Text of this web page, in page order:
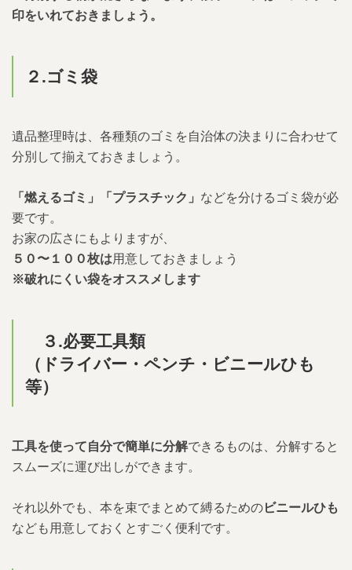
印をいれておきましょう。
２.ゴミ袋
遺品整理時は、各種類のゴミを自治体の決まりに合わせて
分別して揃えておきましょう。
「燃えるゴミ」「プラスチック」 などを分けるゴミ袋が必
要です。
お家の広さにもよりますが、
５０〜１００枚は用意しておきましょう
※破れにくい袋をオススメします
３.必要工具類
（ドライバー・ペンチ・ ビニールひも
等）
工具を使って自分で簡単に分解できるものは、分解すると
スムーズに運び出しができます。
それ以外でも、本を束でまとめて縛るためのビニールひも
なども用意しておくとすごく便利です。